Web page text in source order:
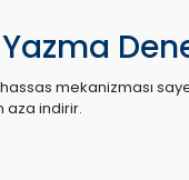
mekanizması
aza indirir.